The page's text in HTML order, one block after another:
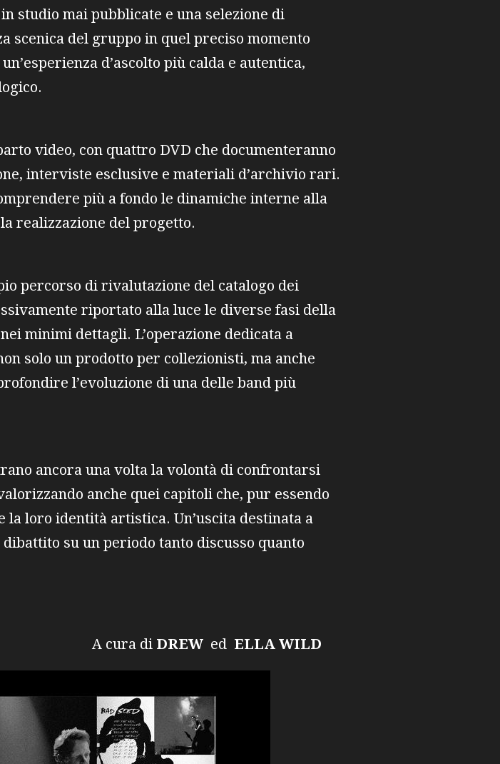
studio mai pubblicate e una selezione di
scenica del gruppo in quel preciso momento
d’ascolto più calda e autentica,
video, con quattro DVD che documenteranno
interviste esclusive e materiali d’archivio rari.
più a fondo le dinamiche interne alla
realizzazione del progetto.
percorso di rivalutazione del catalogo dei
riportato alla luce le diverse fasi della
minimi dettagli. L’operazione dedicata a
solo un prodotto per collezionisti, ma anche
l’evoluzione di una delle band più
ancora una volta la volontà di confrontarsi
anche quei capitoli che, pur essendo
loro identità artistica. Un’uscita destinata a
su un periodo tanto discusso quanto
di DREW ed ELLA WILD